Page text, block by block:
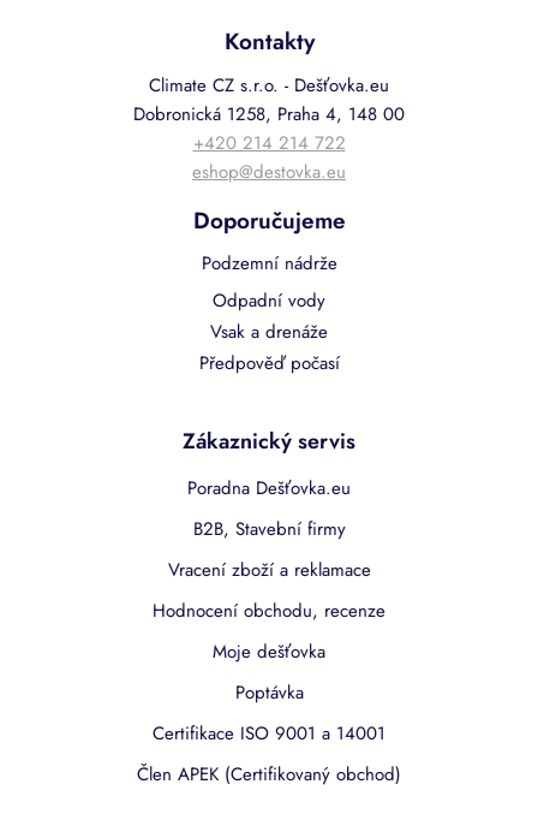
Kontakty
Climate CZ s.r.o. - Dešťovka.eu
Dobronická 1258, Praha 4, 148 00
+420 214 214 722
eshop@destovka.eu
Doporučujeme
Podzemní nádrže
Odpadní vody
Vsak a drenáže
Předpověď počasí
Zákaznický servis
Poradna Dešťovka.eu
B2B, Stavební firmy
Vracení zboží a reklamace
Hodnocení obchodu, recenze
Moje dešťovka
Poptávka
Certifikace ISO 9001 a 14001
Člen APEK (Certifikovaný obchod)